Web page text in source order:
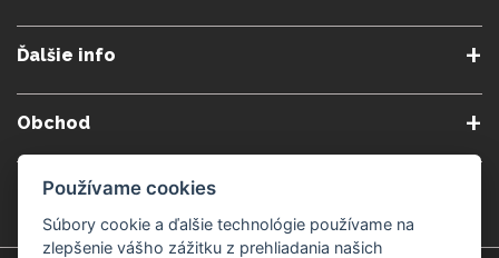
Ochrana osobných údajov
Cookies nastavenia
Ďalšie info
Gemmoterapia
Obchod
Nakupuj bezpečne Veľkoobchod
Kamenné predajne
Považská Bystrica v Kauflande Považská Bystrica Mpark
Používame cookies
Súbory cookie a ďalšie technológie používame na
zlepšenie vášho zážitku z prehliadania našich